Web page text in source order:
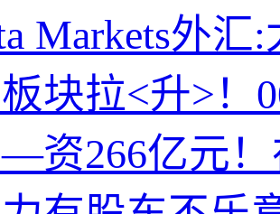
Markets外
块拉<升>！
资266亿元